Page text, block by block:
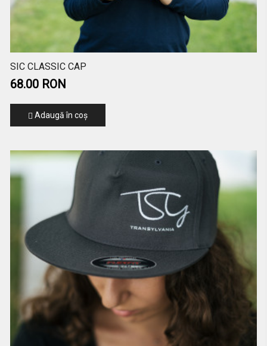
SIC CLASSIC CAP
68.00 RON
Adaugă în coş